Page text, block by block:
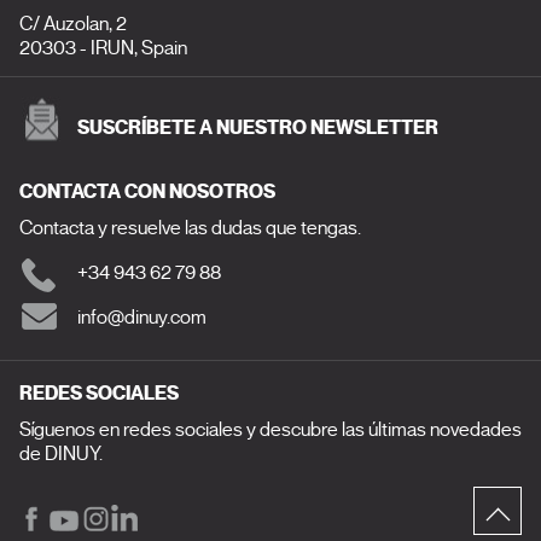
C/ Auzolan, 2
20303 - IRUN, Spain
SUSCRÍBETE A NUESTRO NEWSLETTER
CONTACTA CON NOSOTROS
Contacta y resuelve las dudas que tengas.
+34 943 62 79 88
info@dinuy.com
REDES SOCIALES
Síguenos en redes sociales y descubre las últimas novedades
de DINUY.